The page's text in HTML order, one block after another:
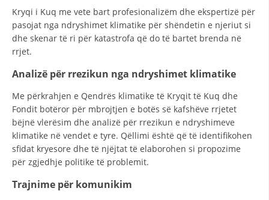
PROJEKTE
MARRDHËNJE ME PUBLIKUN
MARRËVESHJE
PROJEKTE
SHËRBIMI PËR KËRKIM
Kryqi i Kuq me vete bart profesionalizëm dhe ekspertizë për
pasojat nga ndryshimet klimatike për shëndetin e njeriut si
dhe skenar të ri për katastrofa që do të bartet brenda në
rrjet.
Analizë për rrezikun nga ndryshimet klimatike
Me përkrahjen e Qendrës klimatike të Kryqit të Kuq dhe
Fondit botëror për mbrojtjen e botës së kafshëve rrjetet
bëjnë vlerësim dhe analizë për rrezikun e ndryshimeve
klimatike në vendet e tyre. Qëllimi është që të identifikohen
sfidat kryesore dhe të njëjtat të elaborohen si propozime
për zgjedhje politike të problemit.
Trajnime për komunikim